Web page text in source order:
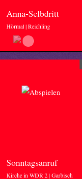
Anna-Selbdritt
Hörmal | Reichling
Sonntagsanruf
Kirche in WDR 2 | Garbisch